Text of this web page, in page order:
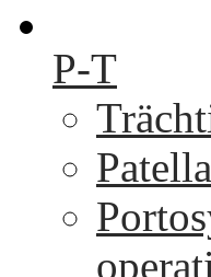
P-T